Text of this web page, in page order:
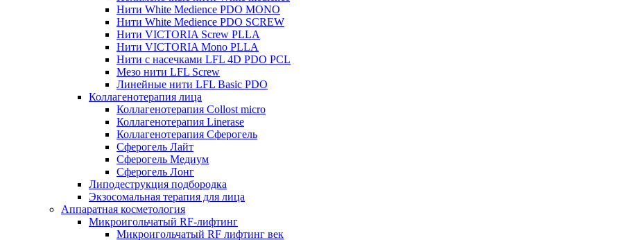
Нити White Medience PDO MONO
Нити White Medience PDO SCREW
Нити VICTORIA Screw PLLA
Нити VICTORIA Mono PLLA
Нити с насечками LFL 4D PDO PCL
Мезо нити LFL Screw
Линейные нити LFL Basic PDO
Коллагенотерапия лица
Коллагенотерапия Collost micro
Коллагенотерапия Linerase
Коллагенотерапия Сферогель
Сферогель Лайт
Сферогель Медиум
Сферогель Лонг
Липодеструкция подбородка
Экзосомальная терапия для лица
Аппаратная косметология
Микроигольчатый RF-лифтинг
Микроигольчатый RF лифтинг век